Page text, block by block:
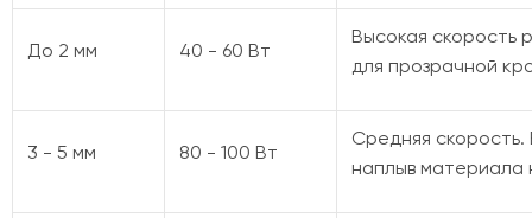
До 2 мм 40 - 60 Вт
Высокая скорость
для прозрачной
3 - 5 мм 80 - 100 Вт
Средняя скорость.
наплыв материала